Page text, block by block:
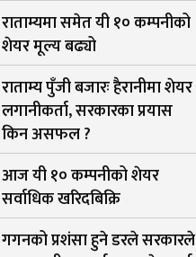
राताम्यमा समेत यी १० कम्पनीको
शेयर मूल्य बढ्यो
राताम्य पुँजी बजारः हैरानीमा शेयर
लगानीकर्ता, सरकारका प्रयास
किन असफल ?
आज यी १० कम्पनीको शेयर
सर्वाधिक खरिदबिक्रि
गगनको प्रशंसा हुने डरले सरकारले